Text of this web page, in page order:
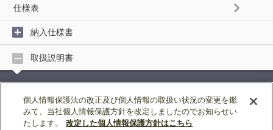
仕様表
納入仕様書
取扱説明書
据付工事説明書
個人情報保護法の改正及び個人情報の取扱い状況の変更を鑑
みて、当社個人情報保護方針を改定しましたのでお知らせい
たします。
改定した個人情報保護方針はこちら